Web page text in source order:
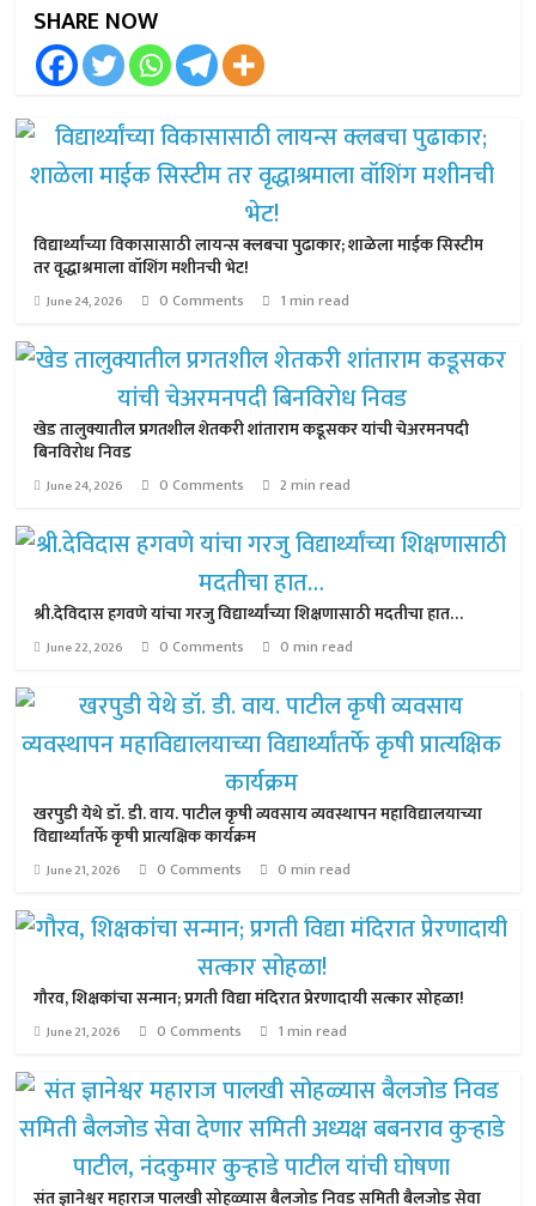
SHARE NOW
विद्यार्थ्यांच्या विकासासाठी लायन्स क्लबचा पुढाकार; शाळेला माईक सिस्टीम
तर वृद्धाश्रमाला वॉशिंग मशीनची भेट!
June 24, 2026 0 Comments 1 min read
खेड तालुक्यातील प्रगतशील शेतकरी शांताराम कडूसकर यांची चेअरमनपदी
बिनविरोध निवड
June 24, 2026 0 Comments 2 min read
श्री.देविदास हगवणे यांचा गरजु विद्यार्थ्यांच्या शिक्षणासाठी मदतीचा हात…
June 22, 2026 0 Comments 0 min read
खरपुडी येथे डॉ. डी. वाय. पाटील कृषी व्यवसाय व्यवस्थापन महाविद्यालयाच्या
विद्यार्थ्यांतर्फे कृषी प्रात्यक्षिक कार्यक्रम
June 21, 2026 0 Comments 0 min read
गौरव, शिक्षकांचा सन्मान; प्रगती विद्या मंदिरात प्रेरणादायी सत्कार सोहळा!
June 21, 2026 0 Comments 1 min read
संत ज्ञानेश्वर महाराज पालखी सोहळ्यास बैलजोड निवड समिती बैलजोड सेवा